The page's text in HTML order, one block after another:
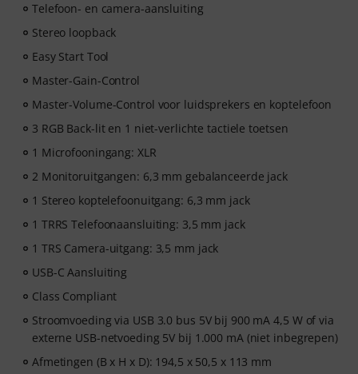
Telefoon- en camera-aansluiting
Stereo loopback
Easy Start Tool
Master-Gain-Control
Master-Volume-Control voor luidsprekers en koptelefoon
3 RGB Back-lit en 1 niet-verlichte tactiele toetsen
1 Microfooningang: XLR
2 Monitoruitgangen: 6,3 mm gebalanceerde jack
1 Stereo koptelefoonuitgang: 6,3 mm jack
1 TRRS Telefoonaansluiting: 3,5 mm jack
1 TRS Camera-uitgang: 3,5 mm jack
USB-C Aansluiting
Class Compliant
Stroomvoeding via USB 3.0 bus 5V bij 900 mA 4,5 W of via
externe USB-netvoeding 5V bij 1.000 mA (niet inbegrepen)
Afmetingen (B x H x D): 194,5 x 50,5 x 113 mm